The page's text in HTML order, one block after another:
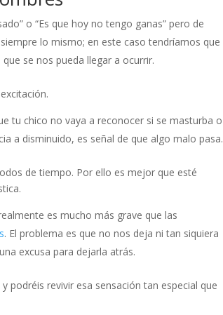
o “Es que hoy no tengo ganas” pero de
lo mismo; en este caso tendríamos que
se nos pueda llegar a ocurrir.
tu chico no vaya a reconocer si se masturba o
a disminuido, es señal de que algo malo pasa.
de tiempo. Por ello es mejor que esté
es mucho más grave que las
. El problema es que no nos deja ni tan siquiera
excusa para dejarla atrás.
podréis revivir esa sensación tan especial que